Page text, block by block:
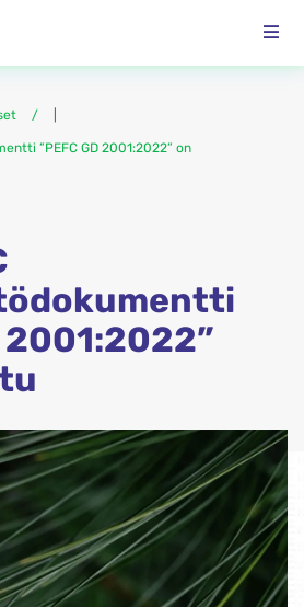
”PEFC GD 2001:2022” on
2001:2022”